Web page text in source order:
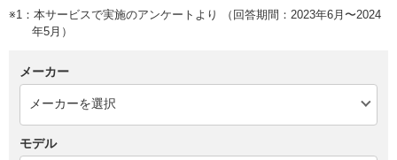
※1：本サービスで実施のアンケートより （回答期間：2023年6月〜2024
年5月）
メーカー
モデル